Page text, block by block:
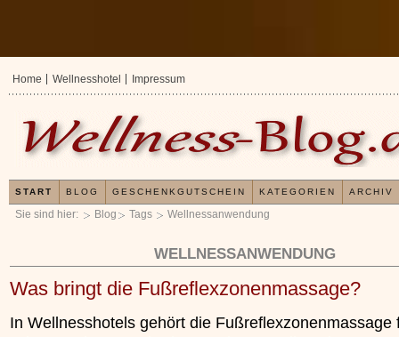
Sie sind hier: Blog Tags Wellnessanwendung
WELLNESSANWENDUNG
Was bringt die Fußreflexzonenmassage?
In Wellnesshotels gehört die Fußreflexzonenmassage
Home Wellnesshotel Impressum
START BLOG GESCHENKGUTSCHEIN KATEGORIEN ARCHIV